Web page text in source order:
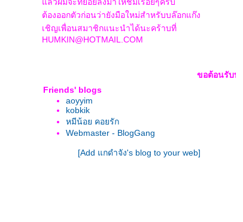
ต้องออกตัวก่อนว่ายังมือใหม่สำหรับบล๊อกแก๊ง
เชิญเพื่อนสมาชิกแนะนำได้นะคร้าบที่
HUMKIN@HOTMAIL.COM
ขอต้อนรับทุกท่านเ
Friends' blogs
aoyyim
kobkik
หมีน้อย คอยรัก
Webmaster - BlogGang
[Add แกดำจัง's blog to your web]